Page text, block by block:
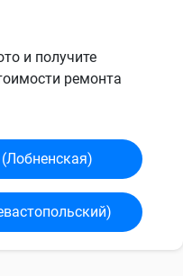
и получите
ремонта